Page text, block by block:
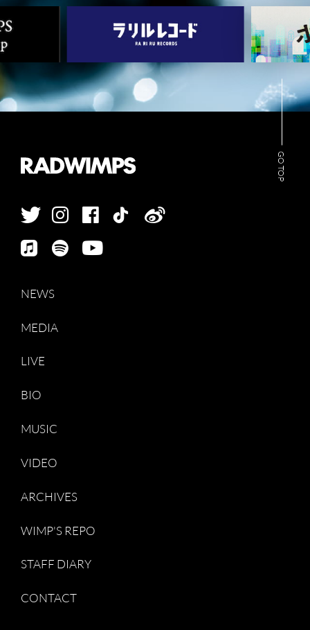
GO TOP
NEWS
MEDIA
LIVE
BIO
MUSIC
VIDEO
ARCHIVES
WIMP'S REPO
STAFF DIARY
CONTACT